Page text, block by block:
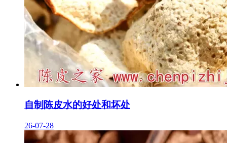
自制陈皮水的好处和坏处
26-07-28